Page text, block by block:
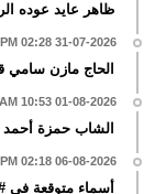
ظاهر عايد عوده
31-07-2026 02:28 PM
الحاج مازن سامي
01-08-2026 10:53 AM
الشاب حمزة أحمد
06-08-2026 02:18 PM
أسماء متوقعة في